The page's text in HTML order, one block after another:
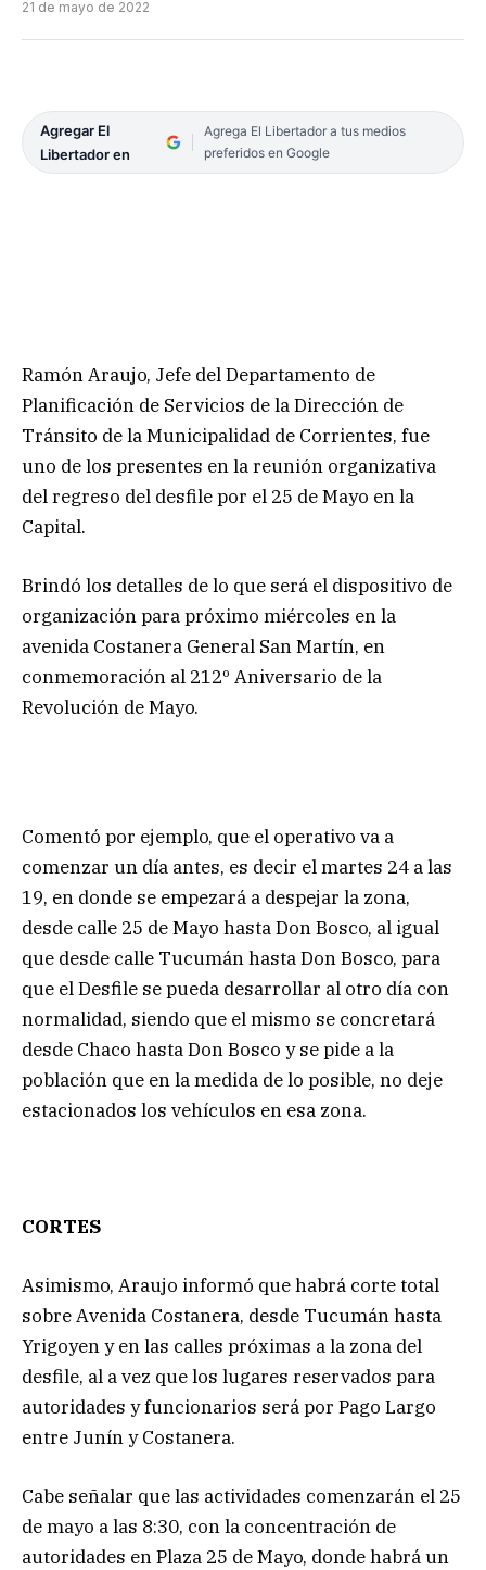
21 de mayo de 2022
Agregar El
Libertador en
Agrega El Libertador a tus medios
preferidos en Google
Ramón Araujo, Jefe del Departamento de
Planificación de Servicios de la Dirección de
Tránsito de la Municipalidad de Corrientes, fue
uno de los presentes en la reunión organizativa
del regreso del desfile por el 25 de Mayo en la
Capital.
Brindó los detalles de lo que será el dispositivo de
organización para próximo miércoles en la
avenida Costanera General San Martín, en
conmemoración al 212º Aniversario de la
Revolución de Mayo.
Comentó por ejemplo, que el operativo va a
comenzar un día antes, es decir el martes 24 a las
19, en donde se empezará a despejar la zona,
desde calle 25 de Mayo hasta Don Bosco, al igual
que desde calle Tucumán hasta Don Bosco, para
que el Desfile se pueda desarrollar al otro día con
normalidad, siendo que el mismo se concretará
desde Chaco hasta Don Bosco y se pide a la
población que en la medida de lo posible, no deje
estacionados los vehículos en esa zona.
CORTES
Asimismo, Araujo informó que habrá corte total
sobre Avenida Costanera, desde Tucumán hasta
Yrigoyen y en las calles próximas a la zona del
desfile, al a vez que los lugares reservados para
autoridades y funcionarios será por Pago Largo
entre Junín y Costanera.
Cabe señalar que las actividades comenzarán el 25
de mayo a las 8:30, con la concentración de
autoridades en Plaza 25 de Mayo, donde habrá un